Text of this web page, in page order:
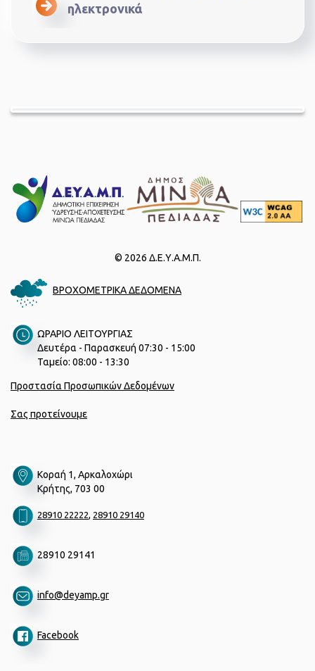
ηλεκτρονικά
© 2026 Δ.Ε.Υ.Α.Μ.Π.
ΒΡΟΧΟΜΕΤΡΙΚΑ ΔΕΔΟΜΕΝΑ
ΩΡΑΡΙΟ ΛΕΙΤΟΥΡΓΙΑΣ
Δευτέρα - Παρασκευή 07:30 - 15:00
Ταμείο: 08:00 - 13:30
Προστασία Προσωπικών Δεδομένων
Σας προτείνουμε
Κοραή 1, Αρκαλοχώρι
Κρήτης, 703 00
28910 22222, 28910 29140
28910 29141
info@deyamp.gr
Facebook